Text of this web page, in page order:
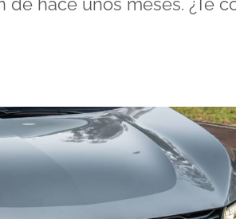
hace unos meses. ¿Te